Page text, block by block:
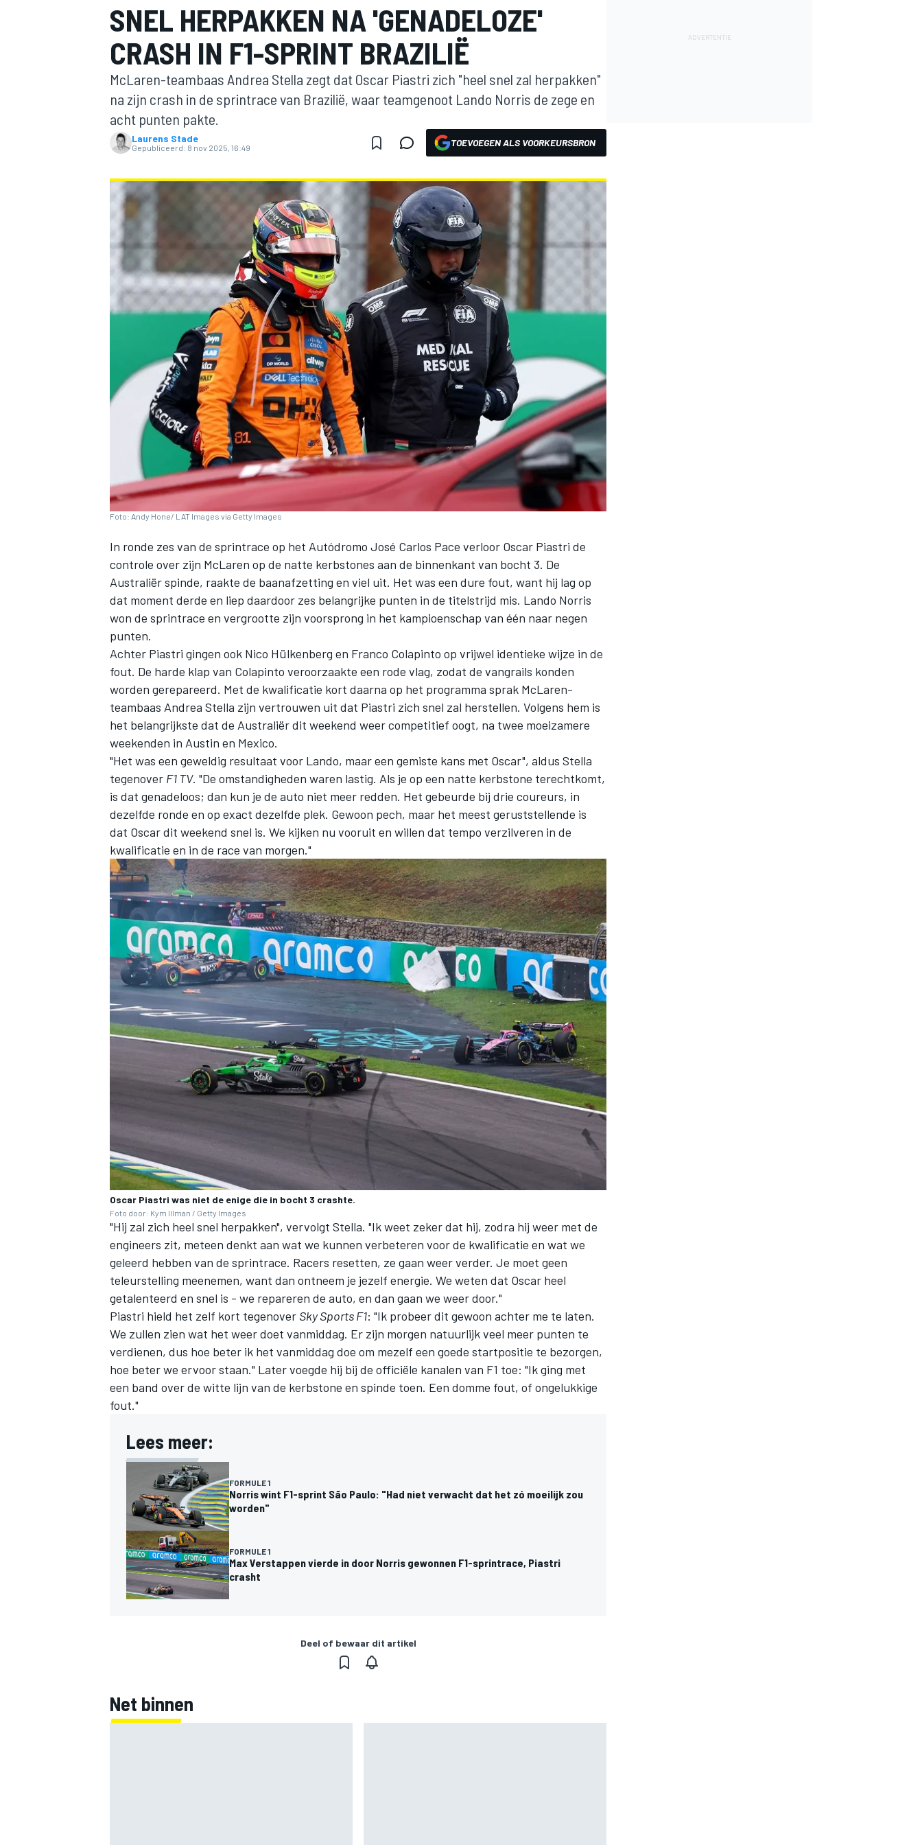
MOTOGP
INDYCAR
WEC DTM
SNEL HERPAKKEN NA 'GENADELOZE'
CRASH IN F1-SPRINT BRAZILIË
McLaren-teambaas Andrea Stella zegt dat Oscar Piastri zich "heel snel zal herpakken"
na zijn crash in de sprintrace van Brazilië, waar teamgenoot Lando Norris de zege en
acht punten pakte.
Laurens Stade
Gepubliceerd: 8 nov 2025, 16:49 TOEVOEGEN ALS VOORKEURSBRON
Foto: Andy Hone/ LAT Images via Getty Images
In ronde zes van de sprintrace op het Autódromo José Carlos Pace verloor Oscar Piastri de
controle over zijn McLaren op de natte kerbstones aan de binnenkant van bocht 3. De
Australiër spinde, raakte de baanafzetting en viel uit. Het was een dure fout, want hij lag op
dat moment derde en liep daardoor zes belangrijke punten in de titelstrijd mis. Lando Norris
won de sprintrace en vergrootte zijn voorsprong in het kampioenschap van één naar negen
punten.
Achter Piastri gingen ook Nico Hülkenberg en Franco Colapinto op vrijwel identieke wijze in de
fout. De harde klap van Colapinto veroorzaakte een rode vlag, zodat de vangrails konden
worden gerepareerd. Met de kwalificatie kort daarna op het programma sprak McLaren-
teambaas Andrea Stella zijn vertrouwen uit dat Piastri zich snel zal herstellen. Volgens hem is
het belangrijkste dat de Australiër dit weekend weer competitief oogt, na twee moeizamere
weekenden in Austin en Mexico.
"Het was een geweldig resultaat voor Lando, maar een gemiste kans met Oscar", aldus Stella
tegenover F1 TV. "De omstandigheden waren lastig. Als je op een natte kerbstone terechtkomt,
is dat genadeloos; dan kun je de auto niet meer redden. Het gebeurde bij drie coureurs, in
dezelfde ronde en op exact dezelfde plek. Gewoon pech, maar het meest geruststellende is
dat Oscar dit weekend snel is. We kijken nu vooruit en willen dat tempo verzilveren in de
kwalificatie en in de race van morgen."
Oscar Piastri was niet de enige die in bocht 3 crashte.
Foto door: Kym Illman / Getty Images
"Hij zal zich heel snel herpakken", vervolgt Stella. "Ik weet zeker dat hij, zodra hij weer met de
engineers zit, meteen denkt aan wat we kunnen verbeteren voor de kwalificatie en wat we
geleerd hebben van de sprintrace. Racers resetten, ze gaan weer verder. Je moet geen
teleurstelling meenemen, want dan ontneem je jezelf energie. We weten dat Oscar heel
getalenteerd en snel is - we repareren de auto, en dan gaan we weer door."
Piastri hield het zelf kort tegenover Sky Sports F1: "Ik probeer dit gewoon achter me te laten.
We zullen zien wat het weer doet vanmiddag. Er zijn morgen natuurlijk veel meer punten te
verdienen, dus hoe beter ik het vanmiddag doe om mezelf een goede startpositie te bezorgen,
hoe beter we ervoor staan." Later voegde hij bij de officiële kanalen van F1 toe: "Ik ging met
een band over de witte lijn van de kerbstone en spinde toen. Een domme fout, of ongelukkige
fout."
Lees meer:
FORMULE 1
Norris wint F1-sprint São Paulo: "Had niet verwacht dat het zó moeilijk zou
worden"
FORMULE 1
Max Verstappen vierde in door Norris gewonnen F1-sprintrace, Piastri
crasht
Deel of bewaar dit artikel
Net binnen